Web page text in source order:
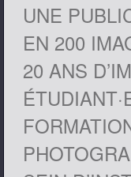
UNE
EN 200
20 ANS